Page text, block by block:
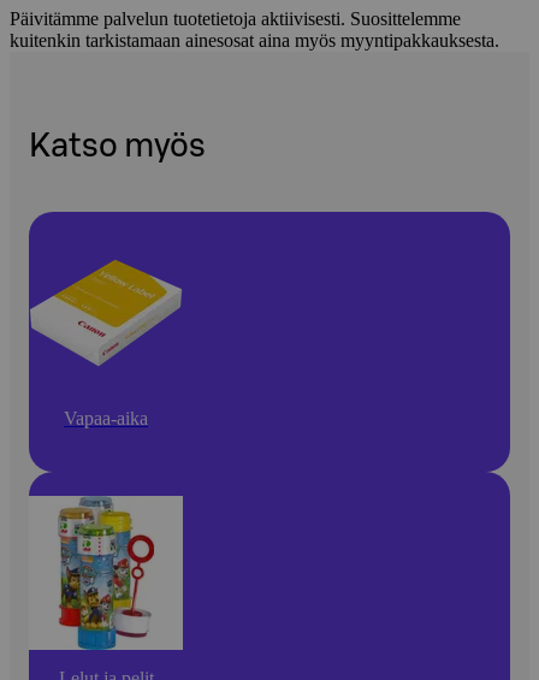
Päivitämme palvelun tuotetietoja aktiivisesti. Suosittelemme
kuitenkin tarkistamaan ainesosat aina myös myyntipakkauksesta.
Katso myös
Vapaa-aika